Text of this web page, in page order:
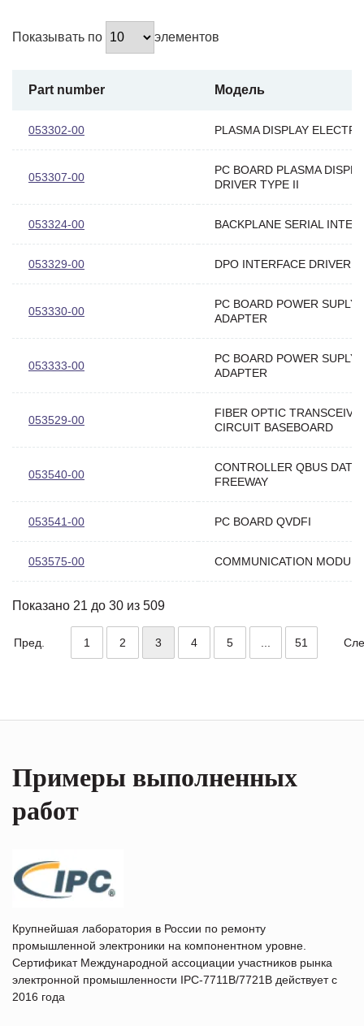
Показывать по элементов
Part number Модель
053302-00 PLASMA DISPLAY
053307-00
PC BOARD PLASMA
DRIVER TYPE II
053324-00 BACKPLANE SERIAL
053329-00 DPO INTERFACE DRIVER
053330-00
PC BOARD POWER SUPLY
ADAPTER
053333-00
PC BOARD POWER SUPLY
ADAPTER
053529-00
FIBER OPTIC
CIRCUIT BASEBOARD
053540-00
CONTROLLER QBUS DATA
FREEWAY
053541-00 PC BOARD QVDFI
053575-00 COMMUNICATION
Показано 21 до 30 из 509
Пред. 1 2 3 4 5 51
Примеры выполненных
работ
Крупнейшая лаборатория в России по ремонту
промышленной электроники на компонентном уровне.
Сертификат Международной ассоциации участников рынка
электронной промышленности IPC-7711B/7721B действует с
2016 года